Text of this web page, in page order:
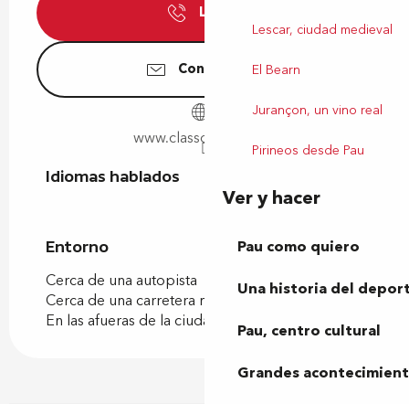
Lescar, ciudad medieval
El Bearn
Jurançon, un vino real
Pirineos desde Pau
Ver y hacer
Pau como quiero
Una historia del
Pau, centro cultural
Grandes
Llamar
Contáctenos
www.classcroute.com
Idiomas hablados
Idiomas hablados
Entorno
Entorno
Cerca de una autopista
Cerca de una carretera nacional
En las afueras de la ciudad